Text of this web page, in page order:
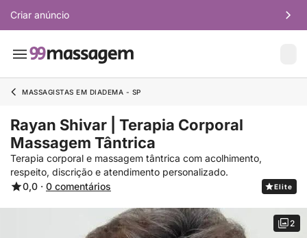
Criar anúncio
MASSAGISTAS EM DIADEMA - SP
Rayan Shivar | Terapia Corporal
Massagem Tântrica
Terapia corporal e massagem tântrica com acolhimento,
respeito, discrição e atendimento personalizado.
0,0 · 0 comentários Elite
2